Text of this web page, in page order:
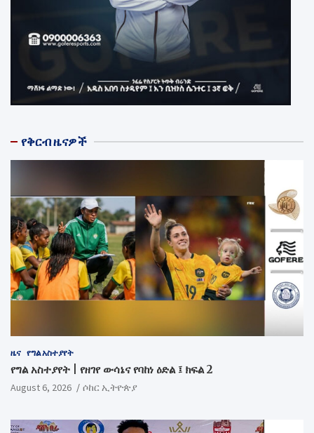
የቅርብ ዜናዎች
ዜና የግል አስተያየት
የግል አስተያየት | የዘገየ ውሳኔና የባከነ ዕድል ፤ ክፍል 2
August 6, 2026 ሶከር ኢትዮጵያ